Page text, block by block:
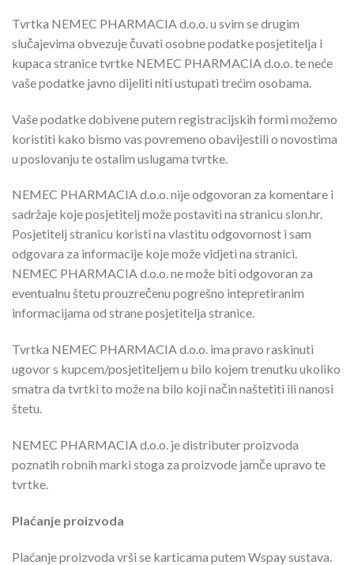
Tvrtka NEMEC PHARMACIA d.o.o. u svim se drugim
slučajevima obvezuje čuvati osobne podatke posjetitelja i
kupaca stranice tvrtke NEMEC PHARMACIA d.o.o. te neće
vaše podatke javno dijeliti niti ustupati trećim osobama.
Vaše podatke dobivene putem registracijskih formi možemo
koristiti kako bismo vas povremeno obavijestili o novostima
u poslovanju te ostalim uslugama tvrtke.
NEMEC PHARMACIA d.o.o. nije odgovoran za komentare i
sadržaje koje posjetitelj može postaviti na stranicu slon.hr.
Posjetitelj stranicu koristi na vlastitu odgovornost i sam
odgovara za informacije koje može vidjeti na stranici.
NEMEC PHARMACIA d.o.o. ne može biti odgovoran za
eventualnu štetu prouzrečenu pogrešno intepretiranim
informacijama od strane posjetitelja stranice.
Tvrtka NEMEC PHARMACIA d.o.o. ima pravo raskinuti
ugovor s kupcem/posjetiteljem u bilo kojem trenutku ukoliko
smatra da tvrtki to može na bilo koji način naštetiti ili nanosi
štetu.
NEMEC PHARMACIA d.o.o. je distributer proizvoda
poznatih robnih marki stoga za proizvode jamče upravo te
tvrtke.
Plaćanje proizvoda
Plaćanje proizvoda vrši se karticama putem Wspay sustava.